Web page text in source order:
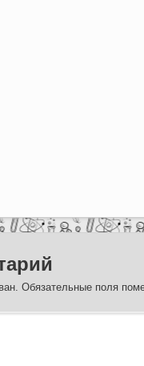
Обязательные поля